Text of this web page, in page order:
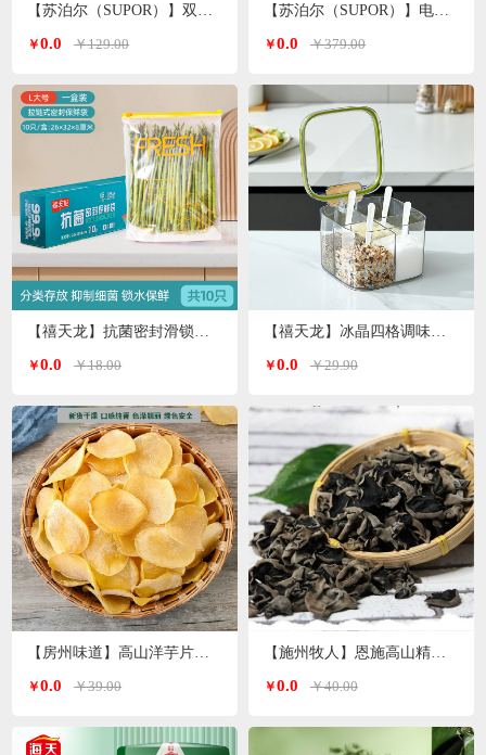
【苏泊尔（SUPOR）】双温双档电吹风白色 HDL-F3
￥0.0 ￥129.00
【禧天龙】抗菌密封滑锁保鲜袋大号 10只/盒KY-9827
￥0.0 ￥18.00
￥0.0 ￥39.00
【苏泊尔（SUPOR）】电火锅6L H3724FKX71Y
￥0.0 ￥379.00
【禧天龙】冰晶四格调味罐H-9972
￥0.0 ￥29.90
￥0.0 ￥40.00